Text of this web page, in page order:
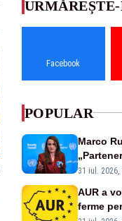
Facebook
POPULAR
Marco
prețuit”
31 iul. 2026,
AUR a
ferme